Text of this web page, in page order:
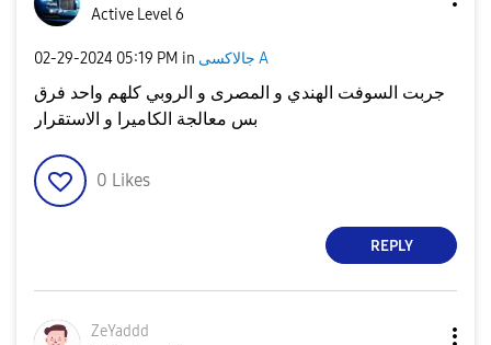
Active Level 6
‎02-29-2024 05:19 PM in جالاكسى A
جربت السوفت الهندي و المصرى و الروبي كلهم واحد فرق
بس معالجة الكاميرا و الاستقرار
0 Likes
REPLY
ZeYaddd